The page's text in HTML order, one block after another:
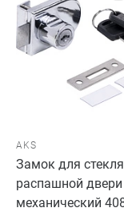
AKS
Замок для
распашной двери
механический